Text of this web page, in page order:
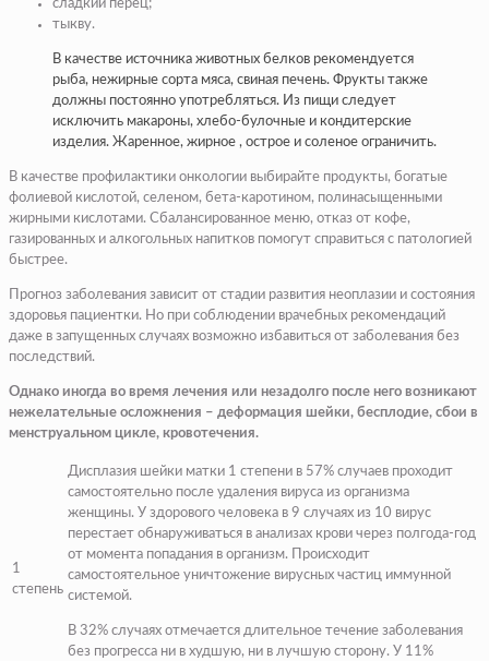
сладкий перец;
тыкву.
В качестве источника животных белков рекомендуется
рыба, нежирные сорта мяса, свиная печень. Фрукты также
должны постоянно употребляться. Из пищи следует
исключить макароны, хлебо-булочные и кондитерские
изделия. Жаренное, жирное , острое и соленое ограничить.
В качестве профилактики онкологии выбирайте продукты, богатые
фолиевой кислотой, селеном, бета-каротином, полинасыщенными
жирными кислотами. Сбалансированное меню, отказ от кофе,
газированных и алкогольных напитков помогут справиться с патологией
быстрее.
Прогноз заболевания зависит от стадии развития неоплазии и состояния
здоровья пациентки. Но при соблюдении врачебных рекомендаций
даже в запущенных случаях возможно избавиться от заболевания без
последствий.
Однако иногда во время лечения или незадолго после него возникают
нежелательные осложнения – деформация шейки, бесплодие, сбои в
менструальном цикле, кровотечения.
1
степень
Дисплазия шейки матки 1 степени в 57% случаев проходит
самостоятельно после удаления вируса из организма
женщины. У здорового человека в 9 случаях из 10 вирус
перестает обнаруживаться в анализах крови через полгода-год
от момента попадания в организм. Происходит
самостоятельное уничтожение вирусных частиц иммунной
системой.
В 32% случаях отмечается длительное течение заболевания
без прогресса ни в худшую, ни в лучшую сторону. У 11%